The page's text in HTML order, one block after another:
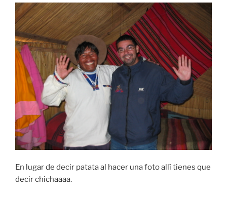
En lugar de decir patata al hacer una foto allí tienes que
decir chichaaaa.